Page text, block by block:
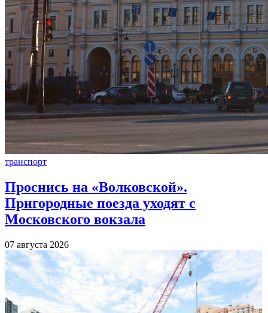
транспорт
Проснись на «Волковской».
Пригородные поезда уходят с
Московского вокзала
07 августа 2026